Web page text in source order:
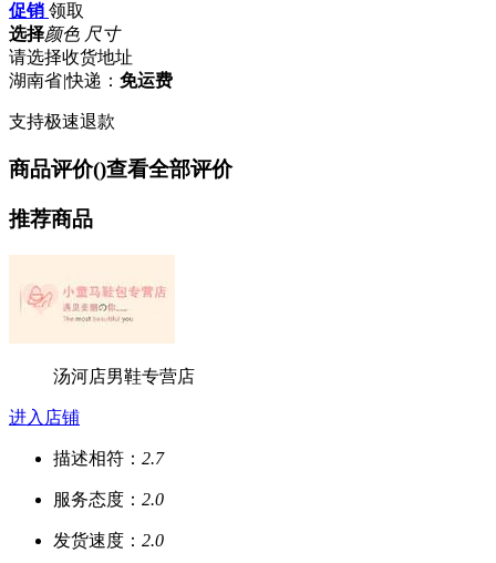
促销 领取
选择颜色 尺寸
请选择收货地址
湖南省|快递： 免运费
支持极速退款
商品评价()查看全部评价
推荐商品
汤河店男鞋专营店
进入店铺
描述相符： 2.7
服务态度： 2.0
发货速度： 2.0